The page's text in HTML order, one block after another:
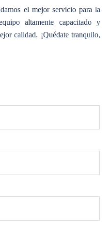
el mejor servicio para la
altamente capacitado y
calidad. ¡Quédate tranquilo,